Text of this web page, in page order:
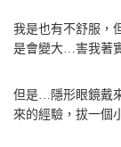
我是也有不舒服，
是會變大…害我著
但是…隱形眼鏡戴
來的經驗，拔一個